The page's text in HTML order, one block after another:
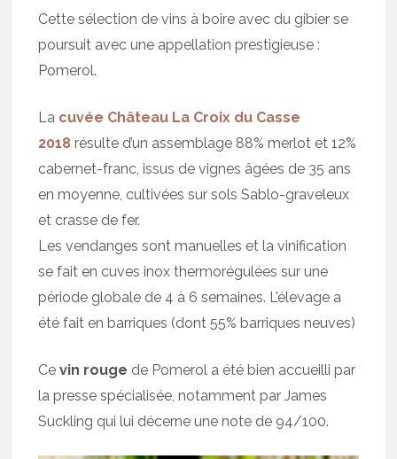
Cette sélection de vins à boire avec du gibier se
poursuit avec une appellation prestigieuse :
Pomerol.
La cuvée Château La Croix du Casse
2018 résulte d’un assemblage 88% merlot et 12%
cabernet-franc, issus de vignes âgées de 35 ans
en moyenne, cultivées sur sols Sablo-graveleux
et crasse de fer.
Les vendanges sont manuelles et la vinification
se fait en cuves inox thermorégulées sur une
période globale de 4 à 6 semaines. L’élevage a
été fait en barriques (dont 55% barriques neuves)
Cevin rouge de Pomerol a été bien accueilli par
la presse spécialisée, notamment par James
Suckling qui lui décerne une note de 94/100.